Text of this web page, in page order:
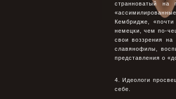
странноватый
Кембридже,
немецки, чем по-
свои воззрения
славянофилы,
представления о
4. Идеологи
себе.